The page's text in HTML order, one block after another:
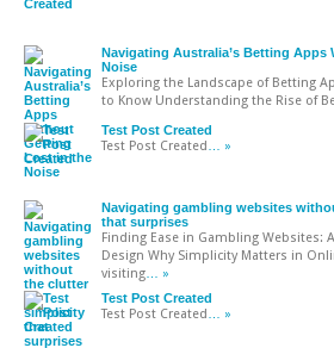
Navigating Australia’s Betting
Noise
Exploring the Landscape of Betting
to Know Understanding the Rise of
Test Post Created
Test Post Created … »
Navigating gambling websites
that surprises
Finding Ease in Gambling Websites:
Design Why Simplicity Matters in
visiting … »
Test Post Created
Test Post Created … »